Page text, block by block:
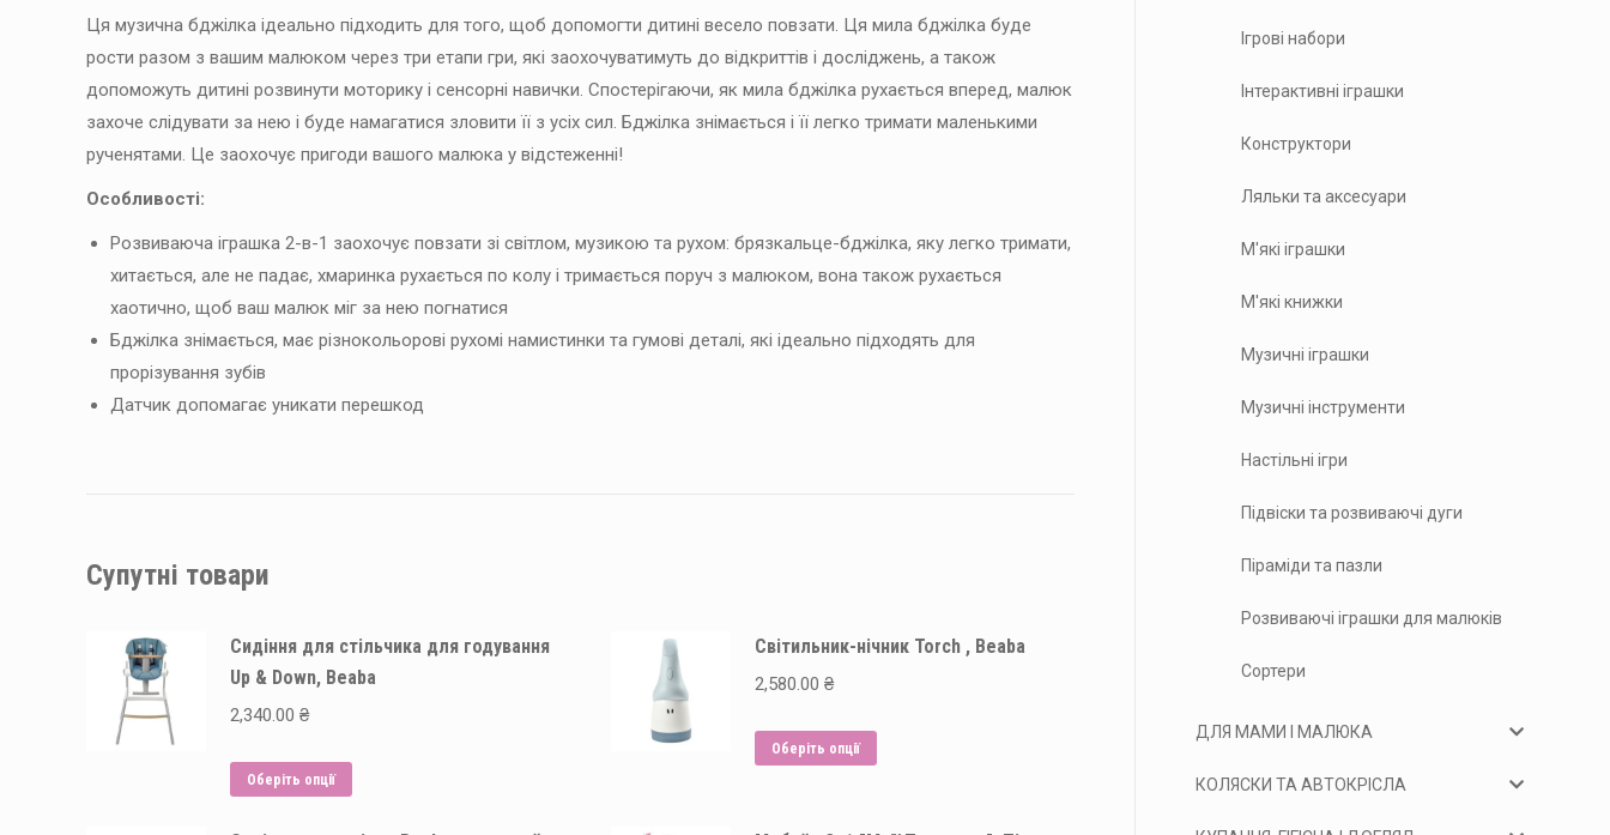
Ця музична бджілка ідеально підходить для того, щоб допомогти дитині весело повзати. Ця мила бджілка буде
рости разом з вашим малюком через три етапи гри, які заохочуватимуть до відкриттів і досліджень, а також
допоможуть дитині розвинути моторику і сенсорні навички. Спостерігаючи, як мила бджілка рухається вперед, малюк
захоче слідувати за нею і буде намагатися зловити її з усіх сил. Бджілка знімається і її легко тримати маленькими
рученятами. Це заохочує пригоди вашого малюка у відстеженні!
Особливості:
Розвиваюча іграшка 2-в-1 заохочує повзати зі світлом, музикою та рухом: брязкальце-бджілка, яку легко тримати,
хитається, але не падає, хмаринка рухається по колу і тримається поруч з малюком, вона також рухається
хаотично, щоб ваш малюк міг за нею погнатися
Бджілка знімається, має різнокольорові рухомі намистинки та гумові деталі, які ідеально підходять для
прорізування зубів
Датчик допомагає уникати перешкод
Супутні товари
Сидіння для стільчика для годування
Up & Down, Beaba
2,340.00 ₴
Оберіть опції
Світильник-нічник Torch , Beaba
2,580.00 ₴
Оберіть опції
Ігрові набори
Інтерактивні іграшки
Конструктори
Ляльки та аксесуари
М'які іграшки
М'які книжки
Музичні іграшки
Музичні інструменти
Настільні ігри
Підвіски та розвиваючі дуги
Піраміди та пазли
Розвиваючі іграшки для малюків
Сортери
ДЛЯ МАМИ І МАЛЮКА
КОЛЯСКИ ТА АВТОКРІСЛА